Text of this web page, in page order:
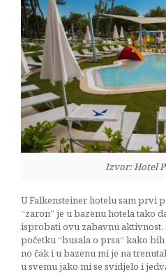
Izvor: Hotel
U Falkensteiner hotelu sam prvi
“zaron” je u bazenu hotela tako
isprobati ovu zabavnu aktivnost.
početku “busala o prsa” kako
no čak i u bazenu mi je na
u svemu jako mi se svidjelo i